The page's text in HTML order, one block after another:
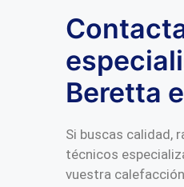
Beretta
Si buscas calidad,
técnicos
vuestra